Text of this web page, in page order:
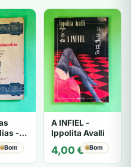
-
Bom
A INFIEL -
Ippolita Avalli
4,00€ Bom